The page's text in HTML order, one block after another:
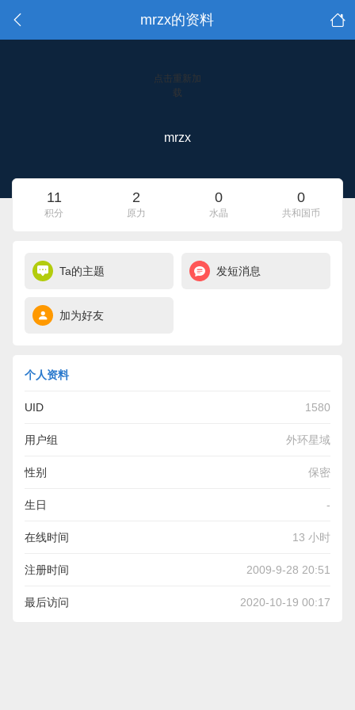
mrzx的资料
点击重新加
载
mrzx
11
积分
2
原力
0
水晶
0
共和国币
Ta的主题 发短消息
加为好友
个人资料
UID 1580
用户组 外环星域
性别 保密
生日 -
在线时间 13 小时
注册时间 2009-9-28 20:51
最后访问 2020-10-19 00:17